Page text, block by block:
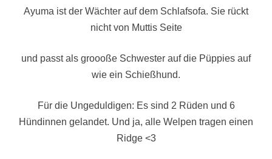
Ayuma ist der Wächter auf dem Schlafsofa. Sie rückt
nicht von Muttis Seite
und passt als groooße Schwester auf die Püppies auf
wie ein Schießhund.
Für die Ungeduldigen: Es sind 2 Rüden und 6
Hündinnen gelandet. Und ja, alle Welpen tragen einen
Ridge <3